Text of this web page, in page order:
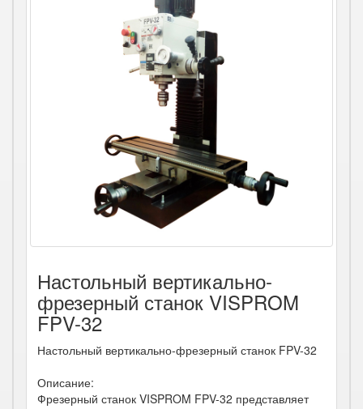
Настольный вертикально-
фрезерный станок VISPROM
FPV-32
Настольный вертикально-фрезерный станок FPV-32
Описание:
Фрезерный станок VISPROM FPV-32 представляет